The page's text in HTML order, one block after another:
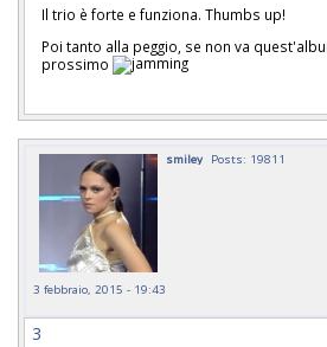
Il trio è forte e funziona. Thumbs up!
Poi tanto alla peggio, se non va
prossimo
smiley Posts: 19811
3 febbraio, 2015 - 19:43
3